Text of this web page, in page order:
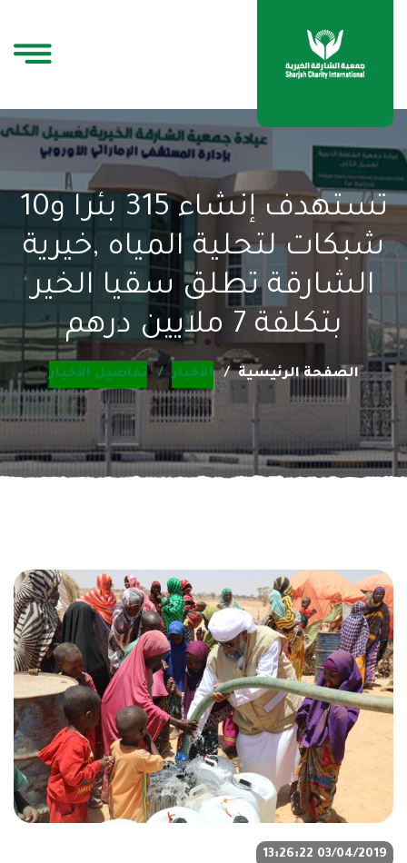
تستهدف إنشاء 315 بئرا و10
شبكات لتحلية المياه ,خيرية
الشارقة تطلق سقيا الخير
بتكلفة 7 ملايين درهم
الصفحة الرئيسية الأخبار تفاصيل الأخبار
03/04/2019 13:26:22